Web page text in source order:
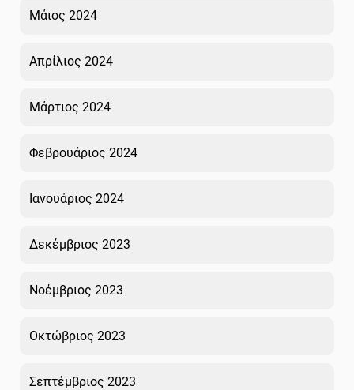
Μάιος 2024
Απρίλιος 2024
Μάρτιος 2024
Φεβρουάριος 2024
Ιανουάριος 2024
Δεκέμβριος 2023
Νοέμβριος 2023
Οκτώβριος 2023
Σεπτέμβριος 2023